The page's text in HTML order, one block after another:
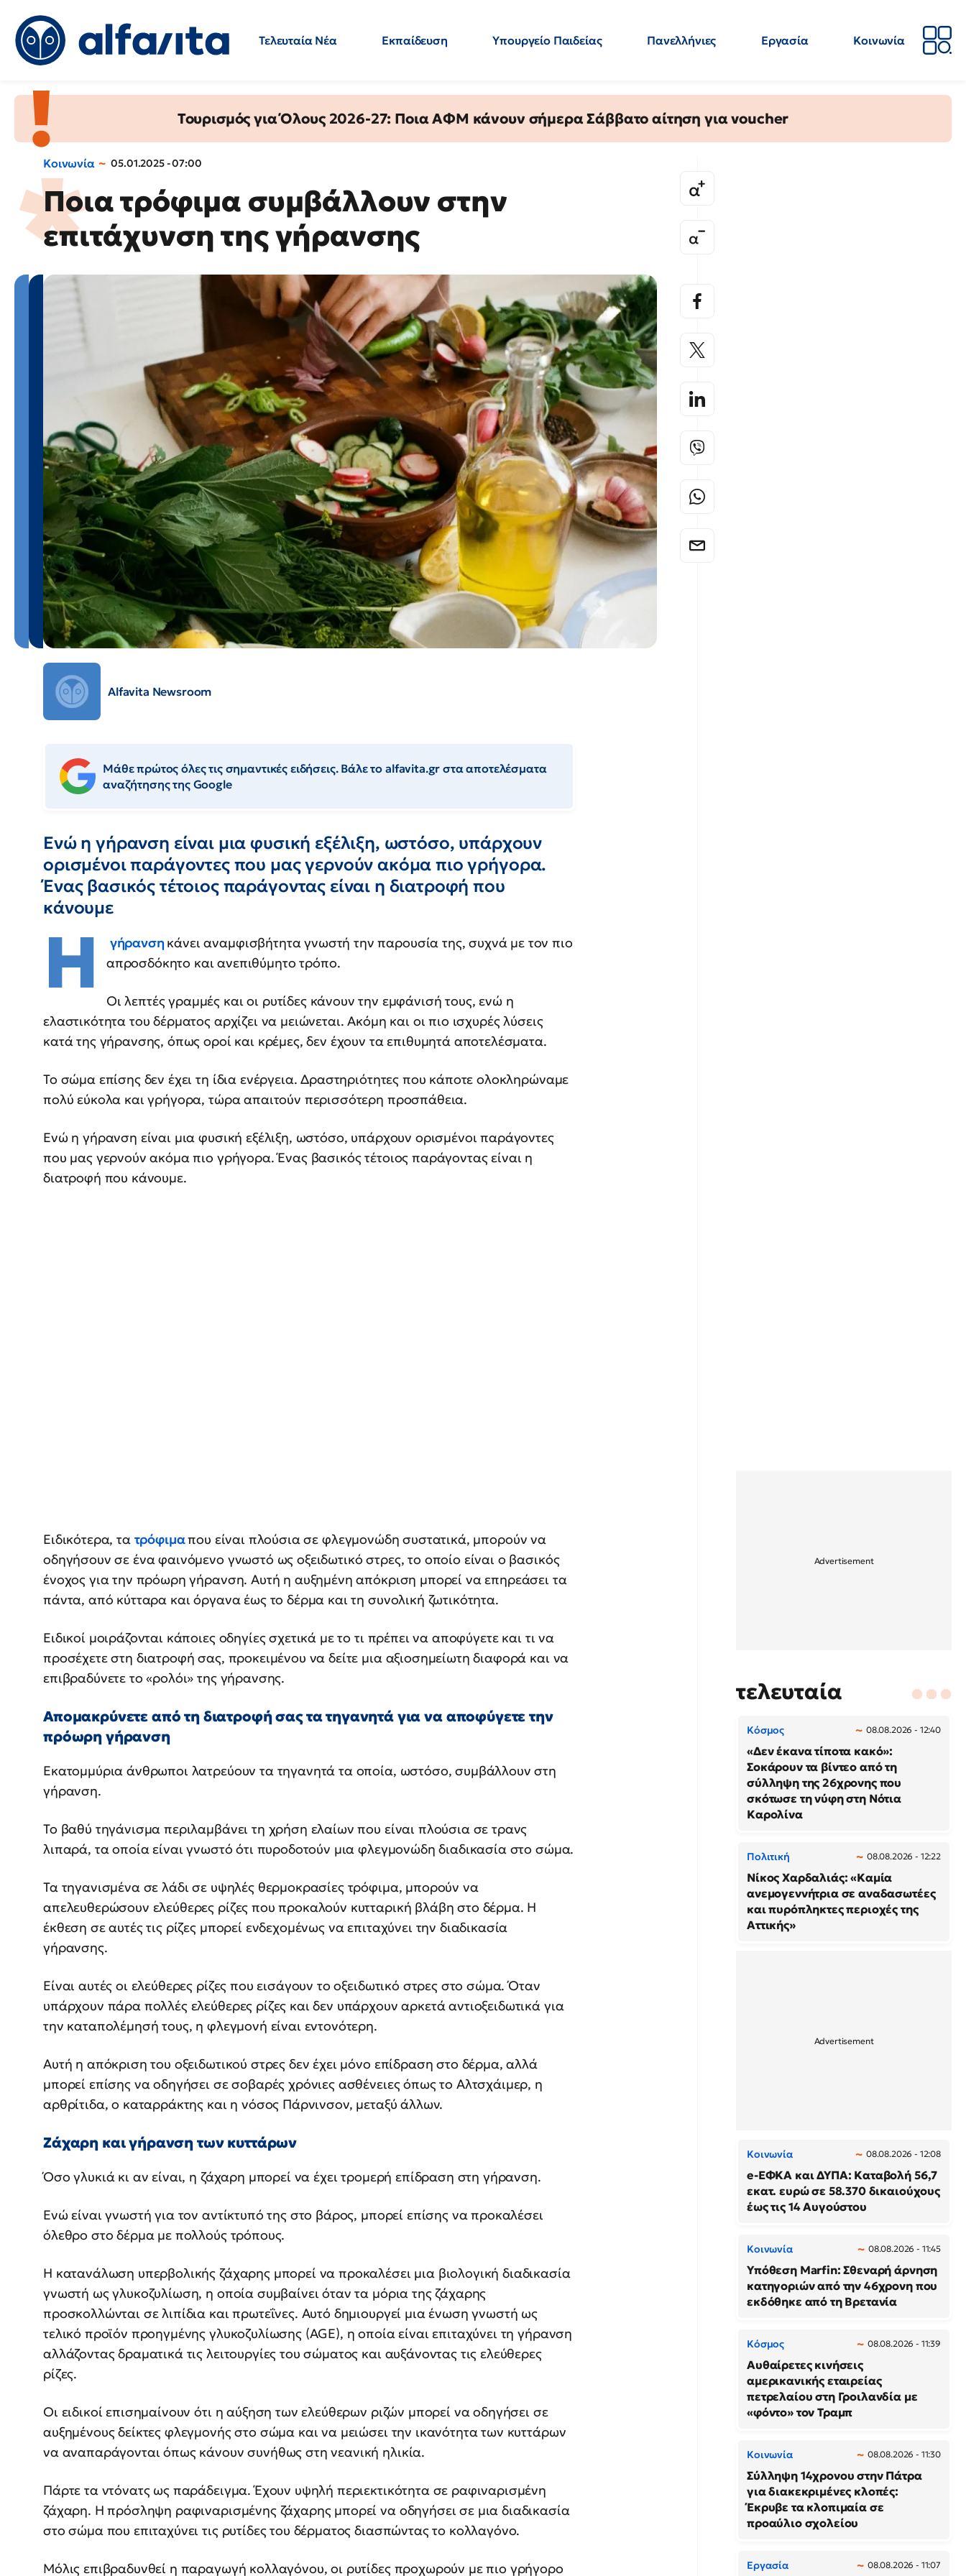
Τελευταία Νέα Εκπαίδευση Υπουργείο Παιδείας Πανελλήνιες Εργασία
Κοινωνία
Τουρισμός για Όλους 2026-27: Ποια ΑΦΜ κάνουν σήμερα Σάββατο αίτηση για voucher
Κοινωνία 05.01.2025 - 07:00
Ποια τρόφιμα συμβάλλουν στην
επιτάχυνση της γήρανσης
Alfavita Newsroom
Μάθε πρώτος όλες τις σημαντικές ειδήσεις. Βάλε το alfavita.gr στα αποτελέσματα
αναζήτησης της Google
Ενώ η γήρανση είναι μια φυσική εξέλιξη, ωστόσο, υπάρχουν
ορισμένοι παράγοντες που μας γερνούν ακόμα πιο γρήγορα.
Ένας βασικός τέτοιος παράγοντας είναι η διατροφή που
κάνουμε
Η γήρανση κάνει αναμφισβήτητα γνωστή την παρουσία της, συχνά με τον πιο
απροσδόκητο και ανεπιθύμητο τρόπο.
Οι λεπτές γραμμές και οι ρυτίδες κάνουν την εμφάνισή τους, ενώ η
ελαστικότητα του δέρματος αρχίζει να μειώνεται. Ακόμη και οι πιο ισχυρές λύσεις
κατά της γήρανσης, όπως οροί και κρέμες, δεν έχουν τα επιθυμητά αποτελέσματα.
Το σώμα επίσης δεν έχει τη ίδια ενέργεια. Δραστηριότητες που κάποτε ολοκληρώναμε
πολύ εύκολα και γρήγορα, τώρα απαιτούν περισσότερη προσπάθεια.
Ενώ η γήρανση είναι μια φυσική εξέλιξη, ωστόσο, υπάρχουν ορισμένοι παράγοντες
που μας γερνούν ακόμα πιο γρήγορα. Ένας βασικός τέτοιος παράγοντας είναι η
διατροφή που κάνουμε.
Ειδικότερα, τα τρόφιμαπου είναι πλούσια σε φλεγμονώδη συστατικά, μπορούν να
οδηγήσουν σε ένα φαινόμενο γνωστό ως οξειδωτικό στρες, το οποίο είναι ο βασικός
ένοχος για την πρόωρη γήρανση. Αυτή η αυξημένη απόκριση μπορεί να επηρεάσει τα
πάντα, από κύτταρα και όργανα έως το δέρμα και τη συνολική ζωτικότητα.
Ειδικοί μοιράζονται κάποιες οδηγίες σχετικά με το τι πρέπει να αποφύγετε και τι να
προσέχετε στη διατροφή σας, προκειμένου να δείτε μια αξιοσημείωτη διαφορά και να
επιβραδύνετε το «ρολόι» της γήρανσης.
Απομακρύνετε από τη διατροφή σας τα τηγανητά για να αποφύγετε την
πρόωρη γήρανση
Εκατομμύρια άνθρωποι λατρεύουν τα τηγανητά τα οποία, ωστόσο, συμβάλλουν στη
γήρανση.
Το βαθύ τηγάνισμα περιλαμβάνει τη χρήση ελαίων που είναι πλούσια σε τρανς
λιπαρά, τα οποία είναι γνωστό ότι πυροδοτούν μια φλεγμονώδη διαδικασία στο σώμα.
Τα τηγανισμένα σε λάδι σε υψηλές θερμοκρασίες τρόφιμα, μπορούν να
απελευθερώσουν ελεύθερες ρίζες που προκαλούν κυτταρική βλάβη στο δέρμα. Η
έκθεση σε αυτές τις ρίζες μπορεί ενδεχομένως να επιταχύνει την διαδικασία
γήρανσης.
Είναι αυτές οι ελεύθερες ρίζες που εισάγουν το οξειδωτικό στρες στο σώμα. Όταν
υπάρχουν πάρα πολλές ελεύθερες ρίζες και δεν υπάρχουν αρκετά αντιοξειδωτικά για
την καταπολέμησή τους, η φλεγμονή είναι εντονότερη.
Αυτή η απόκριση του οξειδωτικού στρες δεν έχει μόνο επίδραση στο δέρμα, αλλά
μπορεί επίσης να οδηγήσει σε σοβαρές χρόνιες ασθένειες όπως το Αλτσχάιμερ, η
αρθρίτιδα, ο καταρράκτης και η νόσος Πάρνινσον, μεταξύ άλλων.
Ζάχαρη και γήρανση των κυττάρων
Όσο γλυκιά κι αν είναι, η ζάχαρη μπορεί να έχει τρομερή επίδραση στη γήρανση.
Ενώ είναι γνωστή για τον αντίκτυπό της στο βάρος, μπορεί επίσης να προκαλέσει
όλεθρο στο δέρμα με πολλούς τρόπους.
Η κατανάλωση υπερβολικής ζάχαρης μπορεί να προκαλέσει μια βιολογική διαδικασία
γνωστή ως γλυκοζυλίωση, η οποία συμβαίνει όταν τα μόρια της ζάχαρης
προσκολλώνται σε λιπίδια και πρωτεΐνες. Αυτό δημιουργεί μια ένωση γνωστή ως
τελικό προϊόν προηγμένης γλυκοζυλίωσης (AGE), η οποία είναι επιταχύνει τη γήρανση
αλλάζοντας δραματικά τις λειτουργίες του σώματος και αυξάνοντας τις ελεύθερες
ρίζες.
Οι ειδικοί επισημαίνουν ότι η αύξηση των ελεύθερων ριζών μπορεί να οδηγήσει σε
αυξημένους δείκτες φλεγμονής στο σώμα και να μειώσει την ικανότητα των κυττάρων
να αναπαράγονται όπως κάνουν συνήθως στη νεανική ηλικία.
Πάρτε τα ντόνατς ως παράδειγμα. Έχουν υψηλή περιεκτικότητα σε ραφιναρισμένη
ζάχαρη. Η πρόσληψη ραφιναρισμένης ζάχαρης μπορεί να οδηγήσει σε μια διαδικασία
στο σώμα που επιταχύνει τις ρυτίδες του δέρματος διασπώντας το κολλαγόνο.
Μόλις επιβραδυνθεί η παραγωγή κολλαγόνου, οι ρυτίδες προχωρούν με πιο γρήγορο
τελευταία
Κόσμος 08.08.2026 - 12:40
«Δεν έκανα τίποτα κακό»:
Σοκάρουν τα βίντεο από τη
σύλληψη της 26χρονης που
σκότωσε τη νύφη στη Νότια
Καρολίνα
Πολιτική 08.08.2026 - 12:22
Νίκος Χαρδαλιάς: «Καμία
ανεμογεννήτρια σε αναδασωτέες
και πυρόπληκτες περιοχές της
Αττικής»
Κοινωνία 08.08.2026 - 12:08
e-ΕΦΚΑ και ΔΥΠΑ: Καταβολή 56,7
εκατ. ευρώ σε 58.370 δικαιούχους
έως τις 14 Αυγούστου
Κοινωνία 08.08.2026 - 11:45
Υπόθεση Marfin: Σθεναρή άρνηση
κατηγοριών από την 46χρονη που
εκδόθηκε από τη Βρετανία
Κόσμος 08.08.2026 - 11:39
Αυθαίρετες κινήσεις
αμερικανικής εταιρείας
πετρελαίου στη Γροιλανδία με
«φόντο» τον Τραμπ
Κοινωνία 08.08.2026 - 11:30
Σύλληψη 14χρονου στην Πάτρα
για διακεκριμένες κλοπές:
Έκρυβε τα κλοπιμαία σε
προαύλιο σχολείου
Εργασία 08.08.2026 - 11:07